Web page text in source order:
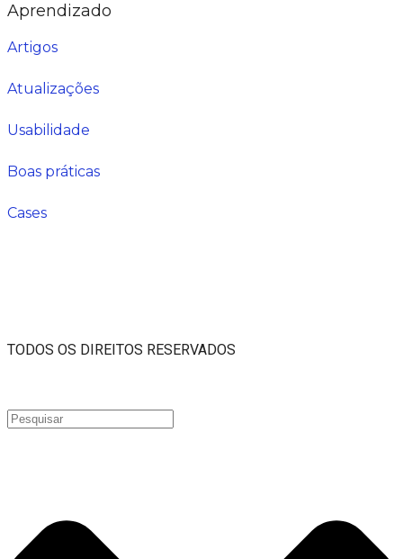
Aprendizado
Artigos
Atualizações
Usabilidade
Boas práticas
Cases
TODOS OS DIREITOS RESERVADOS